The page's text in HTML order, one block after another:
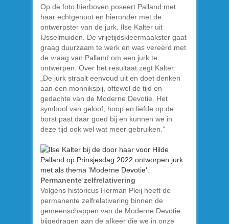
Op de foto hierboven poseert Palland met
haar echtgenoot en hieronder met de
ontwerpster van de jurk. Ilse Kalter uit
IJsselmuiden. De vrijetijdskleermaakster gaat
graag duurzaam te werk en was vereerd met
de vraag van Palland om een jurk te
ontwerpen. Over het resultaat zegt Kalter:
„De jurk straalt eenvoud uit en doet denken
aan een monnikspij, oftewel de tijd en
gedachte van de Moderne Devotie. Het
symbool van geloof, hoop en liefde op de
borst past daar goed bij en kunnen we in
deze tijd ook wel wat meer gebruiken.”
Permanente zelfrelativering
Volgens historicus Herman Pleij heeft de
permanente zelfrelativering binnen de
gemeenschappen van de Moderne Devotie
bijgedragen aan de afkeer die we in onze